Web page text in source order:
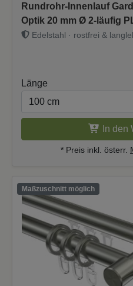
Rundrohr-Innenlauf
Optik 20 mm Ø 2-läufig
Edelstahl · rostfrei &
Länge
In den
* Preis inkl. österr.
Maßzuschnitt möglich